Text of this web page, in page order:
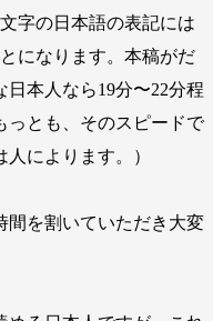
字の日本語の表記には
になります。本稿がだ
日本人なら19分〜22分程
っとも、そのスピードで
によります。）
を割いていただき大変